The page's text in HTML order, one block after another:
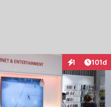
1
Interaktionen
101d